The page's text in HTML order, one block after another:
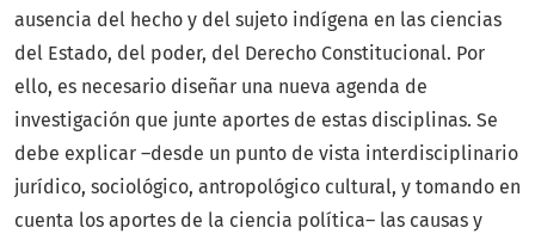
ausencia del hecho y del sujeto indígena en las ciencias
del Estado, del poder, del Derecho Constitucional. Por
ello, es necesario diseñar una nueva agenda de
investigación que junte aportes de estas disciplinas. Se
debe explicar –desde un punto de vista interdisciplinario
jurídico, sociológico, antropológico cultural, y tomando en
cuenta los aportes de la ciencia política– las causas y